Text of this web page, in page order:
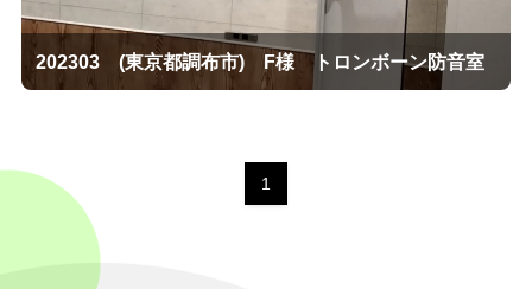
202303 (東京都調布市) F様 トロンボーン防音室
1